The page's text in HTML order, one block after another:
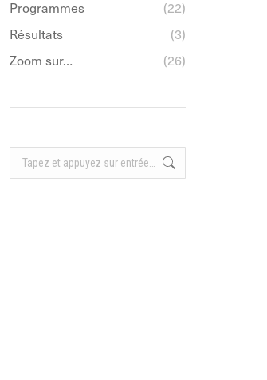
Programmes
(22)
Résultats
(3)
Zoom sur…
(26)
Recherche
: